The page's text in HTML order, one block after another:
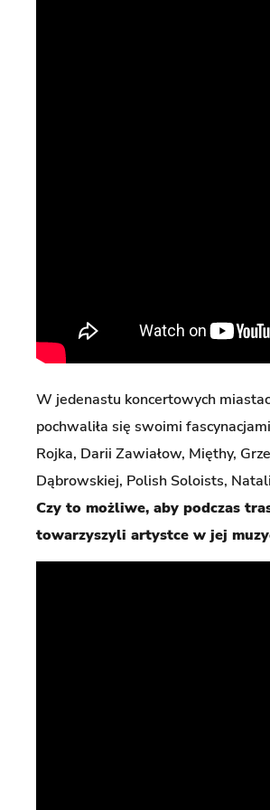
W jedenastu koncertowych
pochwaliła się swoimi
Rojka, Darii Zawiałow, Mięthy,
Dąbrowskiej, Polish Soloists,
Czy to możliwe, aby podczas
towarzyszyli artystce w jej